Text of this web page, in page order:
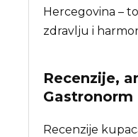
Hercegovina –
zdravlju i
Recenzije,
Gastronorm
Recenzije